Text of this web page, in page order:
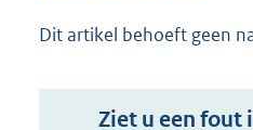
Dit artikel behoeft geen
Ziet u een fout